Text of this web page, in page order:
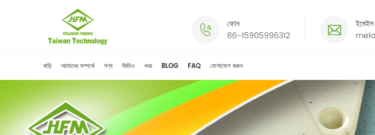
ফোন
86-15905996312
ইমেইল
বাড়ি আমাদের সম্পর্কে পণ্য ভিডিও খবর BLOG FAQ যোগাযোগ করুন